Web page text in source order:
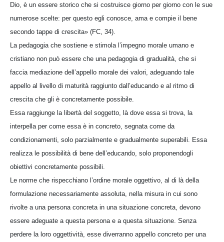
Dio, è un essere storico che si costruisce giorno per giorno con le sue
numerose scelte: per questo egli conosce, ama e compie il bene
secondo tappe di crescita» (FC, 34).
La pedagogia che sostiene e stimola l’impegno morale umano e
cristiano non può essere che una pedagogia di gradualità, che si
faccia mediazione dell’appello morale dei valori, adeguando tale
appello al livello di maturità raggiunto dall’educando e al ritmo di
crescita che gli è concretamente possibile.
Essa raggiunge la libertà del soggetto, là dove essa si trova, la
interpella per come essa è in concreto, segnata come da
condizionamenti, solo parzialmente e gradualmente superabili. Essa
realizza le possibilità di bene dell’educando, solo proponendogli
obiettivi concretamente possibili.
Le norme che rispecchiano l’ordine morale oggettivo, al di là della
formulazione necessariamente assoluta, nella misura in cui sono
rivolte a una persona concreta in una situazione concreta, devono
essere adeguate a questa persona e a questa situazione. Senza
perdere la loro oggettività, esse diverranno appello concreto per una